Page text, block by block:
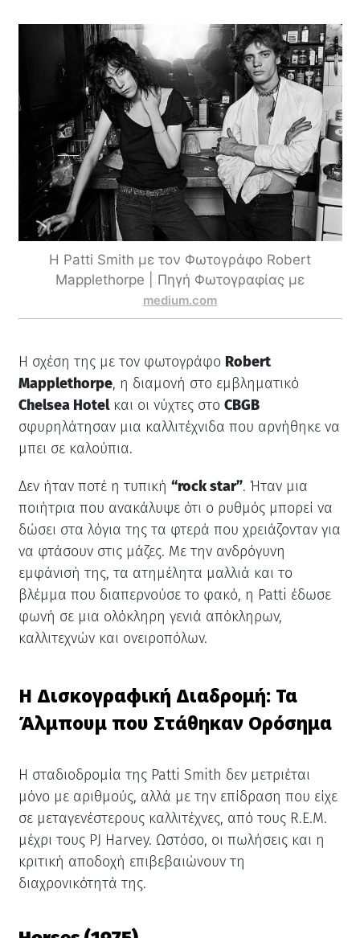
H Patti Smith με τον Φωτογράφο Robert
Mapplethorpe | Πηγή Φωτογραφίας με
medium.com
Η σχέση της με τον φωτογράφο Robert
Mapplethorpe, η διαμονή στο εμβληματικό
Chelsea Hotelκαι οι νύχτες στο CBGB
σφυρηλάτησαν μια καλλιτέχνιδα που αρνήθηκε να
μπει σε καλούπια.
Δεν ήταν ποτέ η τυπική “rock star”. Ήταν μια
ποιήτρια που ανακάλυψε ότι ο ρυθμός μπορεί να
δώσει στα λόγια της τα φτερά που χρειάζονταν για
να φτάσουν στις μάζες. Με την ανδρόγυνη
εμφάνισή της, τα ατημέλητα μαλλιά και το
βλέμμα που διαπερνούσε το φακό, η Patti έδωσε
φωνή σε μια ολόκληρη γενιά απόκληρων,
καλλιτεχνών και ονειροπόλων.
Η Δισκογραφική Διαδρομή: Τα
Άλμπουμ που Στάθηκαν Ορόσημα
Η σταδιοδρομία της Patti Smith δεν μετριέται
μόνο με αριθμούς, αλλά με την επίδραση που είχε
σε μεταγενέστερους καλλιτέχνες, από τους R.E.M.
μέχρι τους PJ Harvey. Ωστόσο, οι πωλήσεις και η
κριτική αποδοχή επιβεβαιώνουν τη
διαχρονικότητά της.